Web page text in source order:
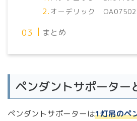
オーデリック
まとめ
ペンダントサポーター
ペンダントサポーターは1灯吊のペ